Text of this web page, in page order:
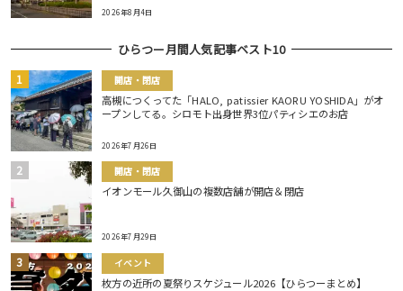
2026年8月4日
ひらつー月間人気記事ベスト10
開店・閉店
高槻につくってた「HALO, patissier KAORU YOSHIDA」がオ
ープンしてる。シロモト出身世界3位パティシエのお店
2026年7月26日
開店・閉店
イオンモール久御山の複数店舗が開店＆閉店
2026年7月29日
イベント
枚方の近所の夏祭りスケジュール2026【ひらつーまとめ】